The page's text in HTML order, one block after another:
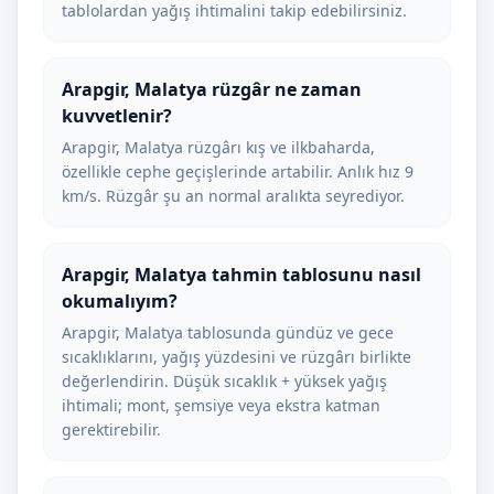
tablolardan yağış ihtimalini takip edebilirsiniz.
Arapgir, Malatya rüzgâr ne zaman
kuvvetlenir?
Arapgir, Malatya rüzgârı kış ve ilkbaharda,
özellikle cephe geçişlerinde artabilir. Anlık hız 9
km/s. Rüzgâr şu an normal aralıkta seyrediyor.
Arapgir, Malatya tahmin tablosunu nasıl
okumalıyım?
Arapgir, Malatya tablosunda gündüz ve gece
sıcaklıklarını, yağış yüzdesini ve rüzgârı birlikte
değerlendirin. Düşük sıcaklık + yüksek yağış
ihtimali; mont, şemsiye veya ekstra katman
gerektirebilir.